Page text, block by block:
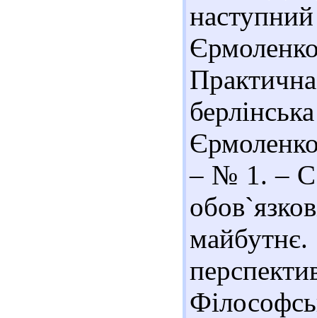
– № 1. – С.